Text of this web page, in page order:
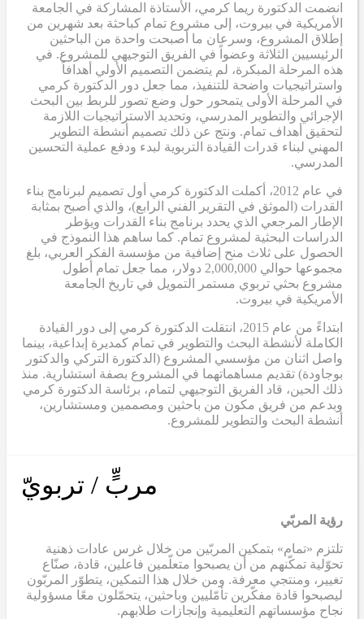
انضمت الدكتورة ريما كرمي، الأستاذة المشاركة في الجامعة
الأمريكية في بيروت، إلى مشروع تمام كباحثة بعد شهرين من
إطلاق المشروع، وسرعان ما أصبحت واحدة من الباحثين
الرئيسيين الثلاثة وعضواً في الفريق التوجيهي للمشروع. في
هذه المرحلة المبكرة، لم يتضمن التصميم الأولي أهدافاً
واستراتيجيات واضحة للتنفيذ، مما جعل دور الدكتورة كرمي
في المرحلة الأولى يتمحور حول وضع تصور للربط بين البحث
الإجرائي والتطوير المدرسي، وتحديد الاستراتيجيات اللازمة
لتحقيق أهداف تمام. ونتج عن ذلك تصميم أنشطة التطوير
المهني لبناء قدرات القيادة التربوية لبدء ودفع عملية التحسين
المدرسي.
في عام 2012، أكملت الدكتورة كرمي أول تصميم لبرنامج بناء
القدرات (الموثق في التقرير الفني الرابع)، والذي أصبح بمثابة
الإطار المرجعي الذي يحدد برنامج بناء القدرات ويؤطر
الدراسات البحثية لمشروع تمام. كما ساهم هذا النموذج في
الحصول على ثلاث منح إضافية من مؤسسة الفكر العربي، بلغ
مجموعها حوالي 2,000,000 دولار، مما جعل تمام أطول
مشروع بحثي تربوي مستمر التمويل في تاريخ الجامعة
الأمريكية في بيروت.
ابتداءً من عام 2015، انتقلت الدكتورة كرمي إلى دور القيادة
الكاملة لأنشطة البحث والتطوير في تمام كمديرة إبداعية، بينما
واصل اثنان من مؤسسي المشروع (الدكتورة التركي والدكتور
بوجاودة) تقديم مساهماتهما في المشروع بصفة استشارية. منذ
ذلك الحين، قاد الفريق التوجيهي لتمام، برئاسة الدكتورة كرمي
وبدعم من فريق مكون من باحثين ومصممين ومستشارين،
أنشطة البحث والتطوير للمشروع.
مربٍّ / تربويّ
رؤية المربّي
تلتزم «تمام» بتمكين المربّين من خلال غرس عادات ذهنية
تحوّلية تمكّنهم من أن يصبحوا متعلّمين فاعلين، قادة، صنّاع
تغيير، ومنتجي معرفة. ومن خلال هذا التمكين، يتطوّر المربّون
ليصبحوا قادة مفكّرين تأمّليين وباحثين، يتحمّلون معًا مسؤولية
نجاح مؤسساتهم التعليمية وإنجازات طلابهم.